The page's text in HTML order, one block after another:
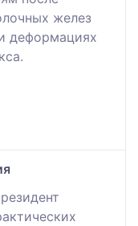
желез
деформациях